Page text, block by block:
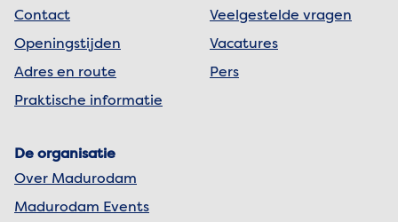
Contact
Openingstijden
Adres en route
Praktische informatie
Veelgestelde vragen
Vacatures
Pers
De organisatie
Over Madurodam
Madurodam Events